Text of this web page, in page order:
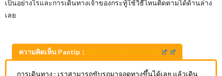
เป็นอย่างไรและการเดินทางเจ้าของกระทู้ใช้วิธีไหนติดตามได้ด้านล่าง
เลย
ความคิดเห็น Pantip：
การเดินทาง : เราสามารถขับรถมาจอดทางขึ้นได้เลย แล้วเดิน